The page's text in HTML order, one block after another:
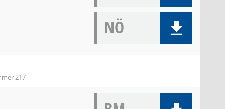
NÖ
217